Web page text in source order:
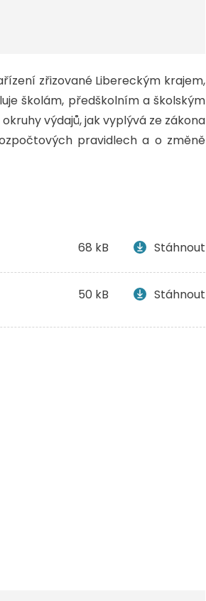
zřizované Libereckým krajem,
školám, předškolním a školským
výdajů, jak vyplývá ze zákona
pravidlech a o změně
68 kB Stáhnout
50 kB Stáhnout